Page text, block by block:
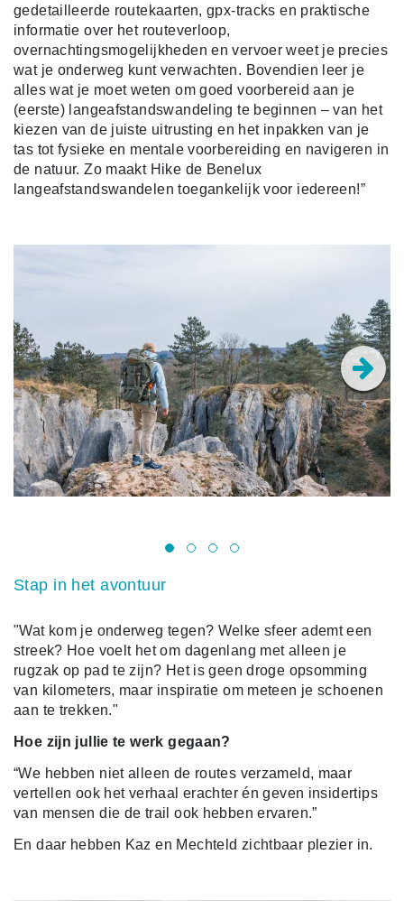
gedetailleerde routekaarten, gpx-tracks en praktische
informatie over het routeverloop,
overnachtingsmogelijkheden en vervoer weet je precies
wat je onderweg kunt verwachten. Bovendien leer je
alles wat je moet weten om goed voorbereid aan je
(eerste) langeafstandswandeling te beginnen – van het
kiezen van de juiste uitrusting en het inpakken van je
tas tot fysieke en mentale voorbereiding en navigeren in
de natuur. Zo maakt Hike de Benelux
langeafstandswandelen toegankelijk voor iedereen!”
Stap in het avontuur
"Wat kom je onderweg tegen? Welke sfeer ademt een
streek? Hoe voelt het om dagenlang met alleen je
rugzak op pad te zijn? Het is geen droge opsomming
van kilometers, maar inspiratie om meteen je schoenen
aan te trekken."
Hoe zijn jullie te werk gegaan?
“We hebben niet alleen de routes verzameld, maar
vertellen ook het verhaal erachter én geven insidertips
van mensen die de trail ook hebben ervaren.”
En daar hebben Kaz en Mechteld zichtbaar plezier in.